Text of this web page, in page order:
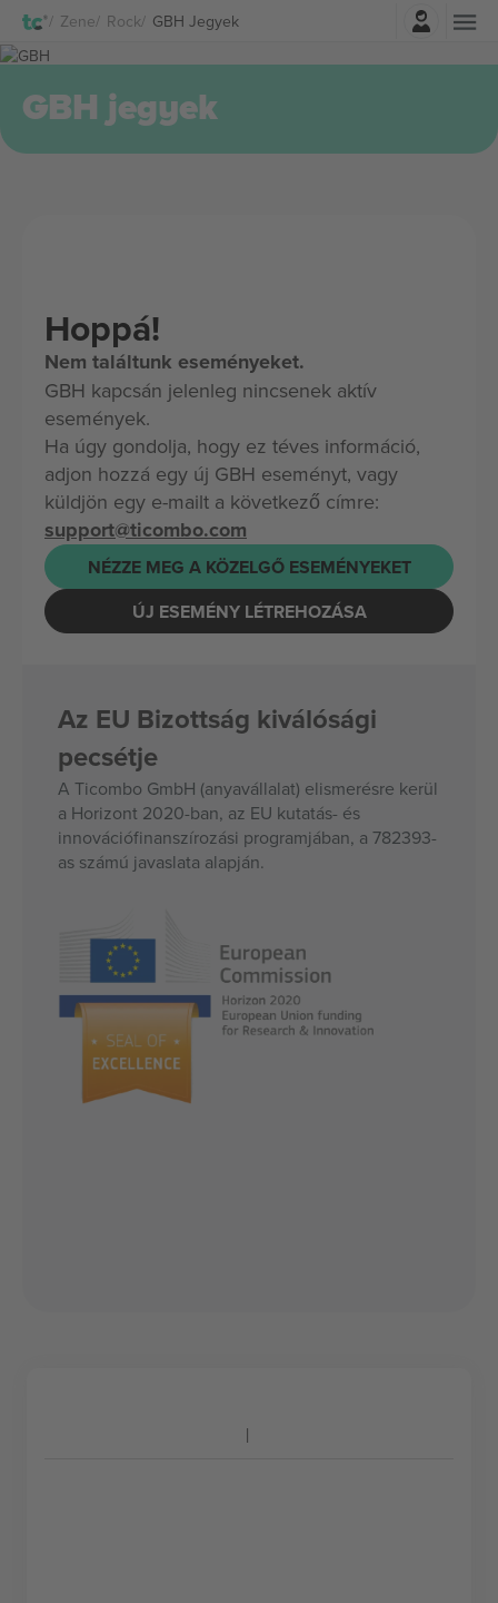
Zene Rock GBH Jegyek
GBH jegyek
Hoppá!
Nem találtunk eseményeket.
GBH kapcsán jelenleg nincsenek aktív
események.
Ha úgy gondolja, hogy ez téves információ,
adjon hozzá egy új GBH eseményt, vagy
küldjön egy e-mailt a következő címre:
support@ticombo.com
NÉZZE MEG A KÖZELGŐ ESEMÉNYEKET
ÚJ ESEMÉNY LÉTREHOZÁSA
Az EU Bizottság kiválósági
pecsétje
A Ticombo GmbH (anyavállalat) elismerésre kerül
a Horizont 2020-ban, az EU kutatás- és
innovációfinanszírozási programjában, a 782393-
as számú javaslata alapján.